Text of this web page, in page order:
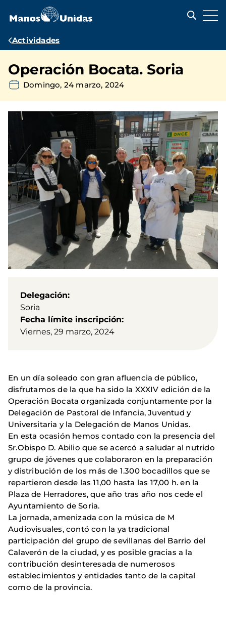
contenido
Ruta
navegación
Actividades
Operación Bocata. Soria
Domingo, 24 marzo, 2024
Delegación
Soria
Fecha límite inscripción
Viernes, 29 marzo, 2024
En un día soleado con gran afluencia de público,
disfrutamos de la que ha sido la XXXIV edición de la
Operación Bocata organizada conjuntamente por la
Delegación de Pastoral de Infancia, Juventud y
Universitaria y la Delegación de Manos Unidas.
En esta ocasión hemos contado con la presencia del
Sr.Obispo D. Abilio que se acercó a saludar al nutrido
grupo de jóvenes que colaboraron en la preparación
y distribución de los más de 1.300 bocadillos que se
repartieron desde las 11,00 hasta las 17,00 h. en la
Plaza de Herradores, que año tras año nos cede el
Ayuntamiento de Soria.
La jornada, amenizada con la música de M
Audiovisuales, contó con la ya tradicional
participación del grupo de sevillanas del Barrio del
Calaverón de la ciudad, y es posible gracias a la
contribución desinteresada de numerosos
establecimientos y entidades tanto de la capital
como de la provincia.